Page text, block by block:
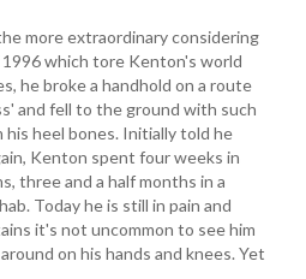
more extraordinary considering
which tore Kenton's world
he broke a handhold on a route
and fell to the ground with such
heel bones. Initially told he
Kenton spent four weeks in
three and a half months in a
Today he is still in pain and
it's not uncommon to see him
on his hands and knees. Yet